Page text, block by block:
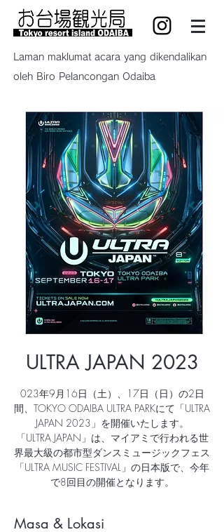
Laman maklumat acara yang dikendalikan
oleh Biro Pelancongan Odaiba
ULTRA JAPAN 2023
023年9月16日（土）、17日（日）の2日
間、TOKYO ODAIBA ULTRA PARKにて「ULTRA
JAPAN 2023」を開催いたします。
「ULTRA JAPAN」は、マイアミで行われる世
界最大級の都市型ダンスミュージックフェス
「ULTRA MUSIC FESTIVAL」の日本版で、今年
で8回目の開催となります。
Masa & Lokasi